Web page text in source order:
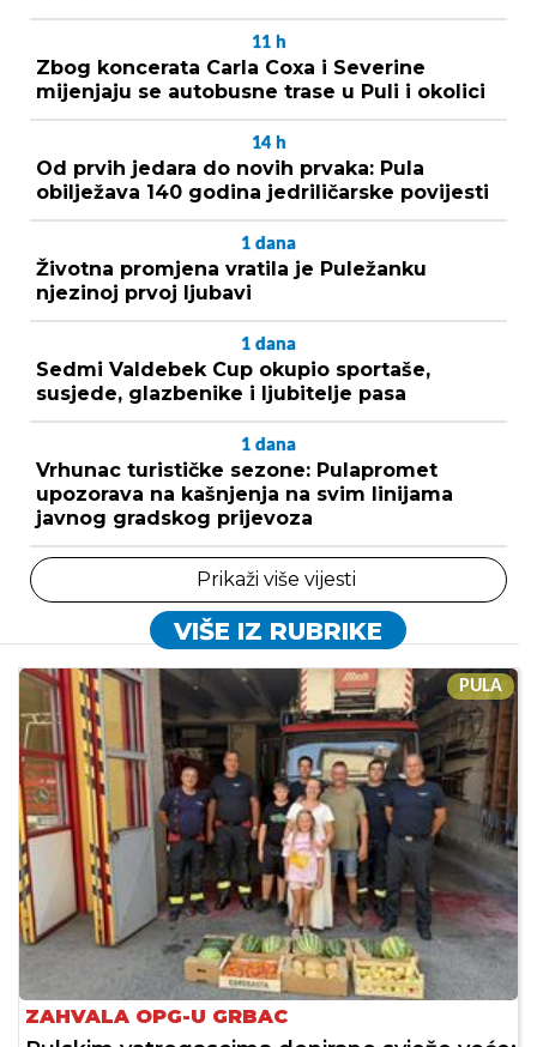
11 h
Zbog koncerata Carla Coxa i Severine
mijenjaju se autobusne trase u Puli i okolici
14 h
Od prvih jedara do novih prvaka: Pula
obilježava 140 godina jedriličarske povijesti
1 dana
Životna promjena vratila je Puležanku
njezinoj prvoj ljubavi
1 dana
Sedmi Valdebek Cup okupio sportaše,
susjede, glazbenike i ljubitelje pasa
1 dana
Vrhunac turističke sezone: Pulapromet
upozorava na kašnjenja na svim linijama
javnog gradskog prijevoza
Prikaži više vijesti
VIŠE IZ RUBRIKE
PULA
ZAHVALA OPG-U GRBAC